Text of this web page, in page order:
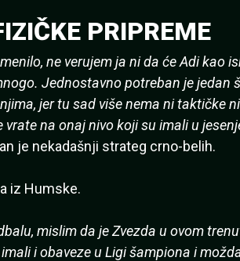
PRIPREME
ne verujem ja ni da će Adi kao
Jednostavno potreban je jedan
jer tu sad više nema ni taktičke
na onaj nivo koji su imali u
je nekadašnji strateg crno-belih.
iz Humske.
mislim da je Zvezda u ovom
i obaveze u Ligi šampiona i